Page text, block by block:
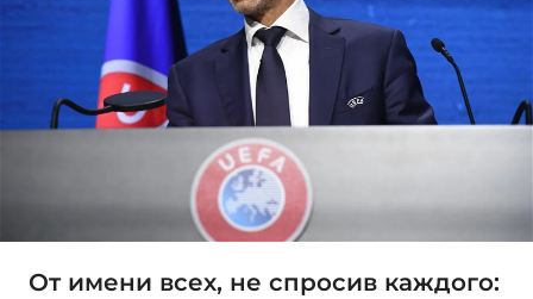
От имени всех, не спросив каждого: